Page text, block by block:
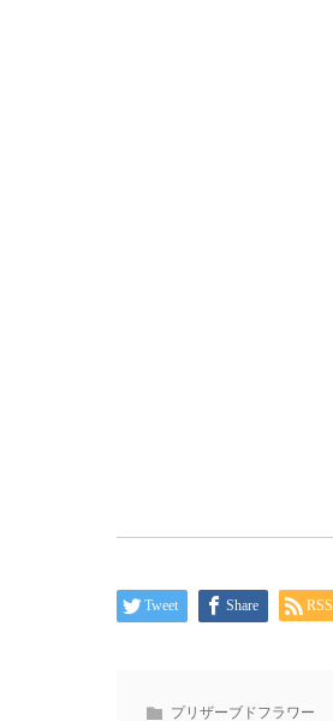
Tweet Share RSS
プリザーブドフラワー